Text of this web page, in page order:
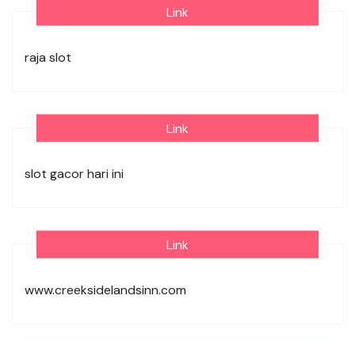
Link
raja slot
Link
slot gacor hari ini
Link
www.creeksidelandsinn.com